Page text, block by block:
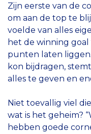
Zijn eerste van de
om aan de top te
voelde van alles
het de winning goal
punten laten
kon bijdragen,
alles te geven en
Niet toevallig viel
wat is het geheim?
hebben goede